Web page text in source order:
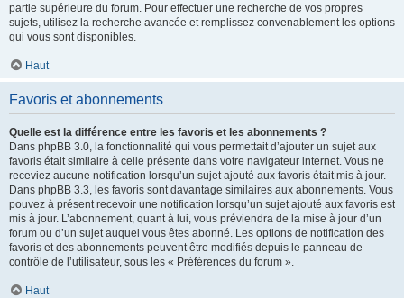
partie supérieure du forum. Pour effectuer une recherche de vos propres
sujets, utilisez la recherche avancée et remplissez convenablement les options
qui vous sont disponibles.
Haut
Favoris et abonnements
Quelle est la différence entre les favoris et les abonnements ?
Dans phpBB 3.0, la fonctionnalité qui vous permettait d’ajouter un sujet aux
favoris était similaire à celle présente dans votre navigateur internet. Vous ne
receviez aucune notification lorsqu’un sujet ajouté aux favoris était mis à jour.
Dans phpBB 3.3, les favoris sont davantage similaires aux abonnements. Vous
pouvez à présent recevoir une notification lorsqu’un sujet ajouté aux favoris est
mis à jour. L’abonnement, quant à lui, vous préviendra de la mise à jour d’un
forum ou d’un sujet auquel vous êtes abonné. Les options de notification des
favoris et des abonnements peuvent être modifiés depuis le panneau de
contrôle de l’utilisateur, sous les « Préférences du forum ».
Haut